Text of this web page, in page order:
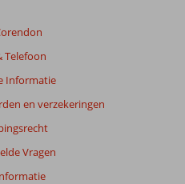
Telefoon
Informatie
en verzekeringen
Vragen